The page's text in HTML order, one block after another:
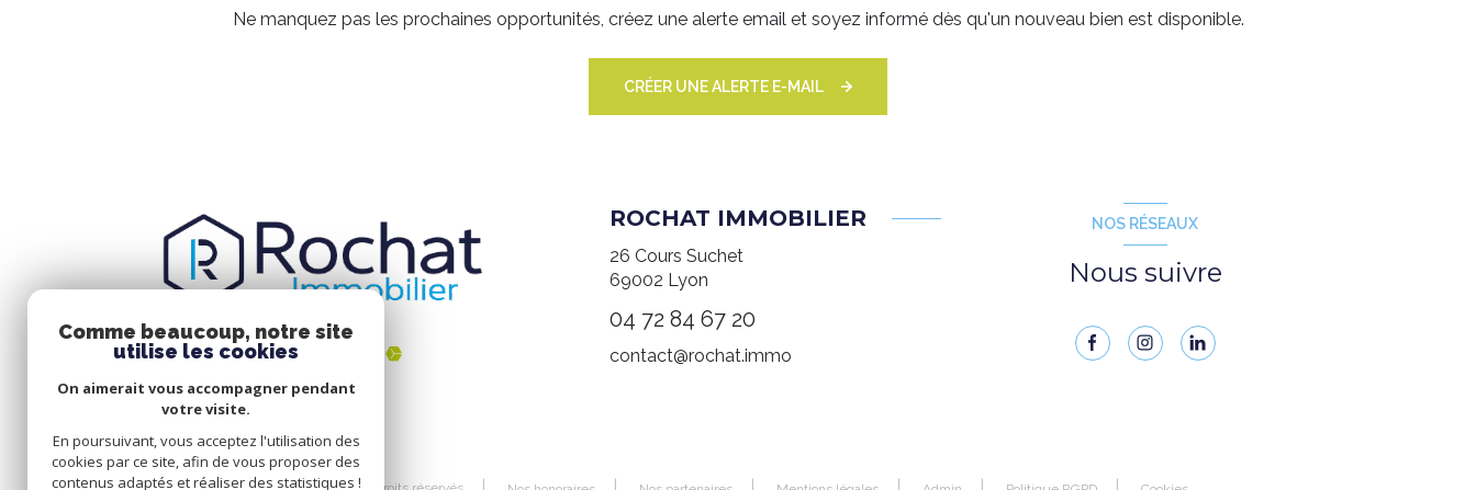
Ne manquez pas les prochaines opportunités, créez une alerte email et soyez informé dès qu'un nouveau bien est disponible.
CRÉER UNE ALERTE E-MAIL
ROCHAT IMMOBILIER
26 Cours Suchet
69002 Lyon
04 72 84 67 20
contact@rochat.immo
NOS RÉSEAUX
Nous suivre
Comme beaucoup, notre site
utilise les cookies
On aimerait vous accompagner pendant
votre visite.
En poursuivant, vous acceptez l'utilisation des
cookies par ce site, afin de vous proposer des
contenus adaptés et réaliser des statistiques !